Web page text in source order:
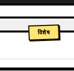
विशेष
अन्य मॉडल के परिणाम देखें